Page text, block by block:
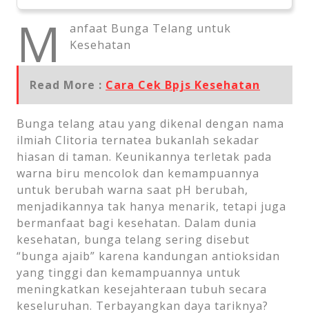
M
anfaat Bunga Telang untuk
Kesehatan
Read More : Cara Cek Bpjs Kesehatan
Bunga telang atau yang dikenal dengan nama
ilmiah Clitoria ternatea bukanlah sekadar
hiasan di taman. Keunikannya terletak pada
warna biru mencolok dan kemampuannya
untuk berubah warna saat pH berubah,
menjadikannya tak hanya menarik, tetapi juga
bermanfaat bagi kesehatan. Dalam dunia
kesehatan, bunga telang sering disebut
“bunga ajaib” karena kandungan antioksidan
yang tinggi dan kemampuannya untuk
meningkatkan kesejahteraan tubuh secara
keseluruhan. Terbayangkan daya tariknya?